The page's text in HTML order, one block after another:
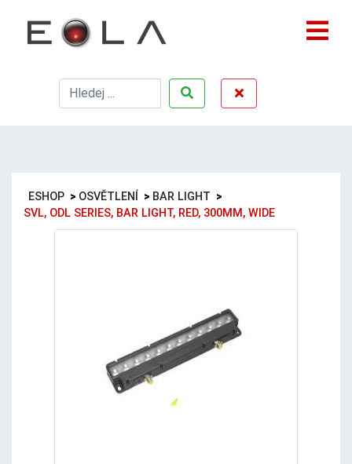
ESHOP > OSVĚTLENÍ > BAR LIGHT >
SVL, ODL SERIES, BAR LIGHT, RED, 300MM, WIDE